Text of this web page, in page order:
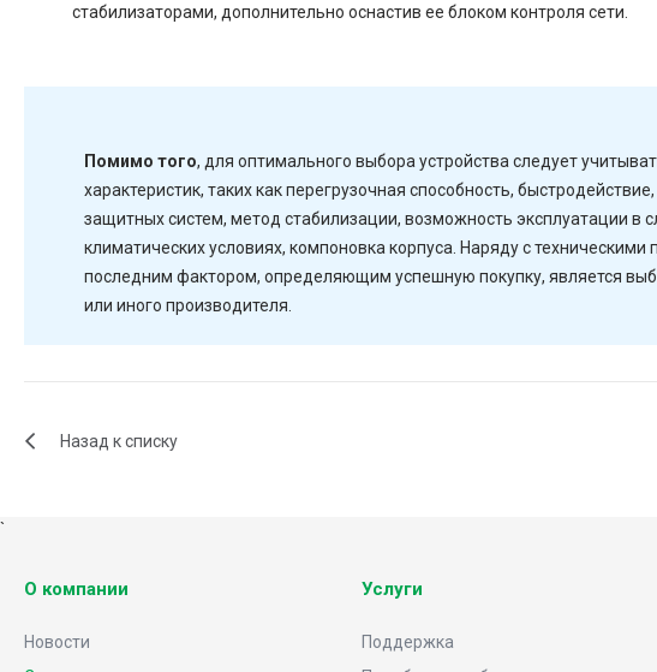
стабилизаторами, дополнительно оснастив ее блоком контроля сети.
Помимо того, для оптимального выбора устройства следует
характеристик, таких как перегрузочная способность,
защитных систем, метод стабилизации, возможность эксплуатации в
климатических условиях, компоновка корпуса. Наряду с техническими
последним фактором, определяющим успешную покупку, является
или иного производителя.
Назад к списку
`
О компании
Новости
Услуги
Поддержка